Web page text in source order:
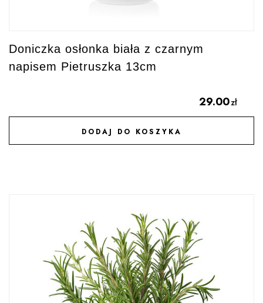
Doniczka osłonka biała z czarnym
napisem Pietruszka 13cm
29.00zł
DODAJ DO KOSZYKA
DODAJ DO ULUBIONYCH